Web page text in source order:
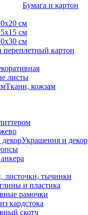
Бумага и картон
см
см
см
картон
листы
Ткани, кожзам
Украшения и декор
листочки, тычинки
и пластика
рамочки
кардстока
скотч